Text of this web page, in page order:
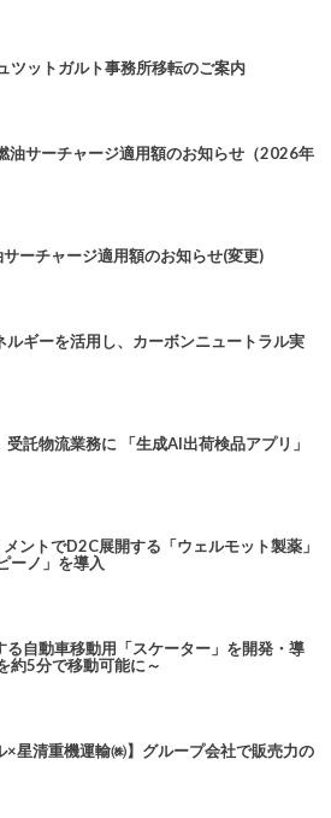
ツットガルト事務所移転のご案内
油サーチャージ適用額のお知らせ（2026年
ーチャージ適用額のお知らせ(変更)
ギーを活用し、カーボンニュートラル実
託物流業務に 「生成AI出荷検品アプリ」
ントでD2C展開する「ウェルモット製薬」
ーノ」を導入
る自動車移動用「スケーター」を開発・導
約5分で移動可能に～
×星清重機運輸㈱】グループ会社で販売力の